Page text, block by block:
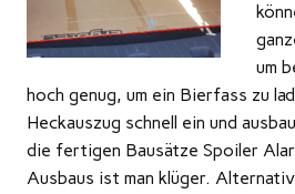
um
hoch genug, um ein Bierfass zu
Heckauszug schnell ein und
die fertigen Bausätze Spoiler
Ausbaus ist man klüger.